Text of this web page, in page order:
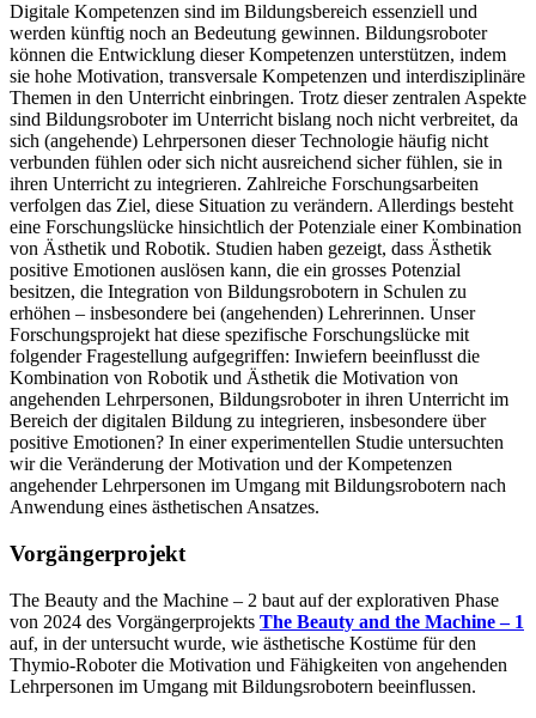
Digitale Kompetenzen sind im Bildungsbereich essenziell und
werden künftig noch an Bedeutung gewinnen. Bildungsroboter
können die Entwicklung dieser Kompetenzen unterstützen, indem
sie hohe Motivation, transversale Kompetenzen und interdisziplinäre
Themen in den Unterricht einbringen. Trotz dieser zentralen Aspekte
sind Bildungsroboter im Unterricht bislang noch nicht verbreitet, da
sich (angehende) Lehrpersonen dieser Technologie häufig nicht
verbunden fühlen oder sich nicht ausreichend sicher fühlen, sie in
ihren Unterricht zu integrieren. Zahlreiche Forschungsarbeiten
verfolgen das Ziel, diese Situation zu verändern. Allerdings besteht
eine Forschungslücke hinsichtlich der Potenziale einer Kombination
von Ästhetik und Robotik. Studien haben gezeigt, dass Ästhetik
positive Emotionen auslösen kann, die ein grosses Potenzial
besitzen, die Integration von Bildungsrobotern in Schulen zu
erhöhen – insbesondere bei (angehenden) Lehrerinnen. Unser
Forschungsprojekt hat diese spezifische Forschungslücke mit
folgender Fragestellung aufgegriffen: Inwiefern beeinflusst die
Kombination von Robotik und Ästhetik die Motivation von
angehenden Lehrpersonen, Bildungsroboter in ihren Unterricht im
Bereich der digitalen Bildung zu integrieren, insbesondere über
positive Emotionen? In einer experimentellen Studie untersuchten
wir die Veränderung der Motivation und der Kompetenzen
angehender Lehrpersonen im Umgang mit Bildungsrobotern nach
Anwendung eines ästhetischen Ansatzes.
Vorgängerprojekt
The Beauty and the Machine – 2 baut auf der explorativen Phase
von 2024 des Vorgängerprojekts The Beauty and the Machine – 1
auf, in der untersucht wurde, wie ästhetische Kostüme für den
Thymio-Roboter die Motivation und Fähigkeiten von angehenden
Lehrpersonen im Umgang mit Bildungsrobotern beeinflussen.